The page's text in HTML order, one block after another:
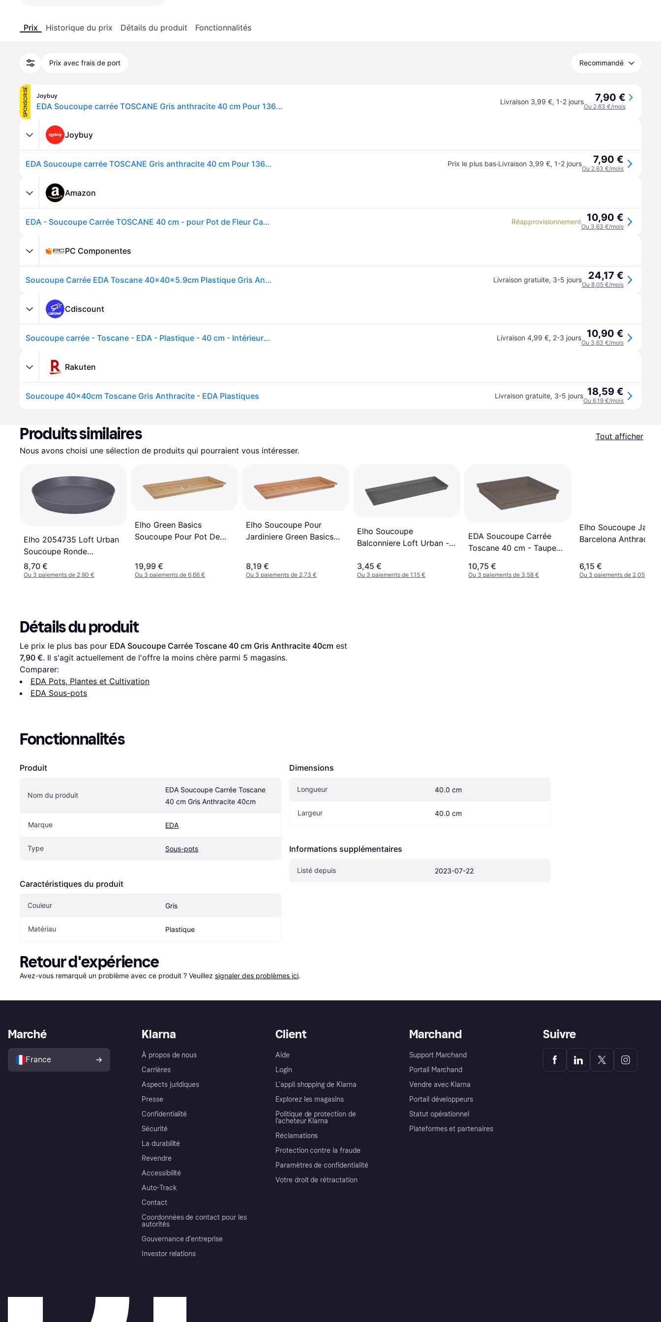
Prix Historique du prix Détails du produit Fonctionnalités
Prix avec frais de port Recommandé
SPONSORISÉ Joybuy
EDA Soucoupe carrée TOSCANE Gris anthracite 40 cm Pour 13648 Dim. 40 x 40 x 5,9 cm Livraison 3,99 €, 1-2 jours 7,90 €
Ou 2,63 €/mois
Joybuy
EDA Soucoupe carrée TOSCANE Gris anthracite 40 cm Pour 13648 Dim. 40 x 40 x 5,9 cm Prix le plus bas·Livraison 3,99 €, 1-2 jours 7,90 €
Ou 2,63 €/mois
Amazon
EDA - Soucoupe Carrée TOSCANE 40 cm - pour Pot de Fleur Carré Toscane 50 cm - 40 x 40 x H.5,9 cm - Gris Anthracite Réapprovisionnement 10,90 €
Ou 3,63 €/mois
PC Componentes
Soucoupe Carrée EDA Toscane 40x40x5.9cm Plastique Gris Anthracite Anti-UV Livraison gratuite, 3-5 jours 24,17 €
Ou 8,05 €/mois
Cdiscount
Soucoupe carrée - Toscane - EDA - Plastique - 40 cm - Intérieur / Extérieur - Gris Anthracite Livraison 4,99 €, 2-3 jours 10,90 €
Ou 3,63 €/mois
Rakuten
Soucoupe 40x40cm Toscane Gris Anthracite - EDA Plastiques Livraison gratuite, 3-5 jours 18,59 €
Ou 6,19 €/mois
Produits similaires
Tout afficher
Nous avons choisi une sélection de produits qui pourraient vous intéresser.
Elho 2054735 Loft Urban
Soucoupe Ronde
Anthracite 30 x 30 x 4 cm
∅30.3cm
8,70 €
Ou 3 paiements de 2,90 €
Elho Green Basics
Soucoupe Pour Pot De
19,99 €
Ou 3 paiements de 6,66 €
Elho Soucoupe Pour
Jardiniere Green Basics
8,19 €
Ou 3 paiements de 2,73 €
Elho Soucoupe
Balconniere Loft Urban -
3,45 €
Ou 3 paiements de 1,15 €
EDA Soucoupe Carrée
Toscane 40 cm - Taupe
10,75 €
Ou 3 paiements de 3,58 €
Elho Soucoupe
Barcelona Anthracite
6,15 €
Ou 3 paiements de 2,05 €
Détails du produit
Le prix le plus bas pour EDA Soucoupe Carrée Toscane 40 cm Gris Anthracite 40cm
7,90 €. Il s'agit actuellement de l'offre la moins chère parmi 5 magasins.
Comparer:
EDA Pots, Plantes et Cultivation
EDA Sous-pots
Fonctionnalités
Produit
Nom du produit
EDA Soucoupe Carrée Toscane
40 cm Gris Anthracite 40cm
Marque EDA
Type Sous-pots
Caractéristiques du produit
Couleur Gris
Matériau Plastique
Dimensions
Longueur 40.0 cm
Largeur 40.0 cm
Informations supplémentaires
Listé depuis 2023-07-22
Retour d'expérience
Avez-vous remarqué un problème avec ce produit ? Veuillez signaler des problèmes ici.
Klarna
À propos de nous
Carrières
Aspects juridiques
Presse
Confidentialité
Sécurité
La durabilité
Revendre
Accessibilité
Auto-Track
Contact
Coordonnées de contact pour les
autorités
Gouvernance d’entreprise
Investor relations
Client
Aide
Login
L'appli shopping de Klarna
Explorez les magasins
Politique de protection de
l’acheteur Klarna
Réclamations
Protection contre la fraude
Paramètres de confidentialité
Votre droit de rétractation
Marchand
Support Marchand
Portail Marchand
Vendre avec Klarna
Portail développeurs
Statut opérationnel
Plateformes et partenaires
Marché
France
Suivre